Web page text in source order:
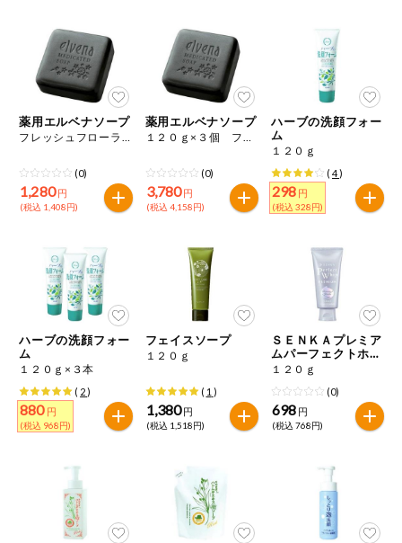
テキスト注文サイトを表示
お問い合わせ
衣料品
先着限定企画
スマート・ワ
ン注文
今週のお買い
コープ商品
今週の新登場
複数注文でお
薬用エルベナソープ
フレッシュフローラルの香り １２０ｇ
(0)
1,280 円
(税込 1,408円)
薬用エルベナソープ
１２０ｇ×３個 フレッシュフローラルの香り
(0)
3,780 円
(税込 4,158円)
ハーブの洗顔フォー
ム
１２０ｇ
( 4)
298 円
(税込 328円)
ハーブの洗顔フォー
ム
１２０ｇ×３本
( 2)
880 円
(税込 968円)
フェイスソープ
１２０ｇ
( 1 )
1,380 円
(税込 1,518円)
ＳＥＮＫＡプレミア
ムパーフェクトホイ
ップ クリア
１２０ｇ
(0)
698 円
(税込 768円)